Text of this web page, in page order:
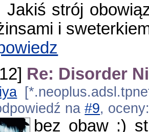
Jakiś strój
i
Re: Disorder
na#9,
bez obaw :)